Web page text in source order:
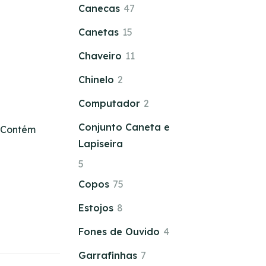
Canecas 47
Canetas 15
Chaveiro 11
Chinelo 2
Computador 2
Conjunto Caneta e
Lapiseira
5
Copos 75
Estojos 8
Fones de Ouvido 4
Garrafinhas 7